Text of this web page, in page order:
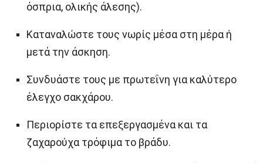
όσπρια, ολικής άλεσης).
Καταναλώστε τους νωρίς μέσα στη μέρα ή
μετά την άσκηση.
Συνδυάστε τους με πρωτεΐνη για καλύτερο
έλεγχο σακχάρου.
Περιορίστε τα επεξεργασμένα και τα
ζαχαρούχα τρόφιμα το βράδυ.